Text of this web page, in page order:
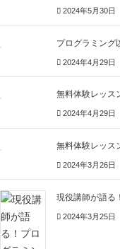
2024年5月30日
プログラミング
2024年4月29日
無料体験レッス
2024年4月29日
無料体験レッス
2024年3月26日
現役講師が語る
2024年3月25日